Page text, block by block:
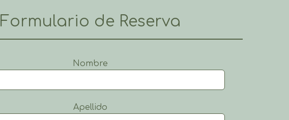
Formulario de Reserva
Nombre
Apellido